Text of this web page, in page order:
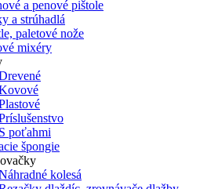
a penové pištole
a strúhadlá
paletové nože
mixéry
S poťahmi
špongie
kolesá